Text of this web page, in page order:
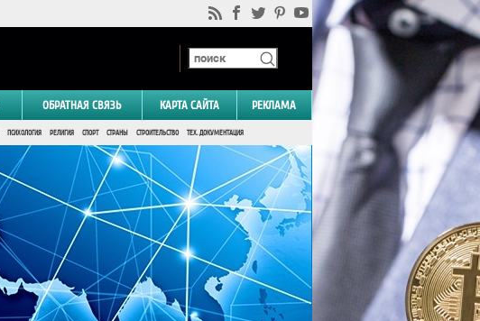
ОБРАТНАЯ СВЯЗЬ КАРТА САЙТА РЕКЛАМА
ПСИХОЛОГИЯ РЕЛИГИЯ СПОРТ СТРАНЫ СТРОИТЕЛЬСТВО ТЕХ. ДОКУМЕНТАЦИЯ